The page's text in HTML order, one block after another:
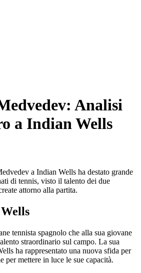
Analisi
a Indian Wells
a Indian Wells ha destato grande
di tennis, visto il talento dei due
attorno alla partita.
tennista spagnolo che alla sua giovane
straordinario sul campo. La sua
ha rappresentato una nuova sfida per
per mettere in luce le sue capacità.